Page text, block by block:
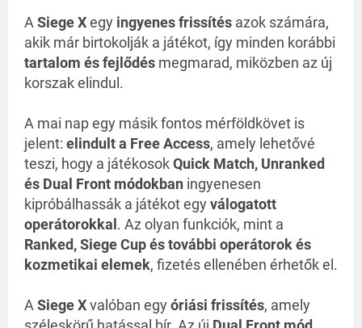
ASiege Xegy ingyenes frissítés azok számára,
akik már birtokolják a játékot, így minden korábbi
tartalom és fejlődés megmarad, miközben az új
korszak elindul.
A mai nap egy másik fontos mérföldkövet is
jelent: elindult a Free Access, amely lehetővé
teszi, hogy a játékosokQuick Match, Unranked
és Dual Front módokban ingyenesen
kipróbálhassák a játékot egyválogatott
operátorokkal . Az olyan funkciók, mint a
Ranked, Siege Cup és további operátorok és
kozmetikai elemek, fizetés ellenében érhetők el.
ASiege Xvalóban egyóriási frissítés, amely